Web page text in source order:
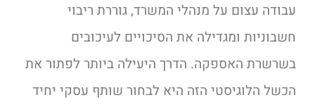
עבודה עצום על מנהלי המשרד, גוררת ריבוי
חשבוניות ומגדילה את הסיכויים לעיכובים
בשרשרת האספקה. הדרך היעילה ביותר לפתור את
הכשל הלוגיסטי הזה היא לבחור שותף עסקי יחיד